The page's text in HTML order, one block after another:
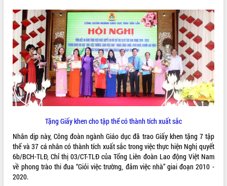
Tặng Giấy khen cho tập thể có thành tích xuất sắc
Nhân dịp này, Công đoàn ngành Giáo dục đã trao Giấy khen tặng 7 tập
thể và 37 cá nhân có thành tích xuất sắc trong việc thực hiện Nghị quyết
6b/BCH-TLĐ, Chỉ thị 03/CT-TLĐ của Tổng Liên đoàn Lao động Việt Nam
về phong trào thi đua “Giỏi việc trường, đảm việc nhà” giai đoạn 2010 -
2020.